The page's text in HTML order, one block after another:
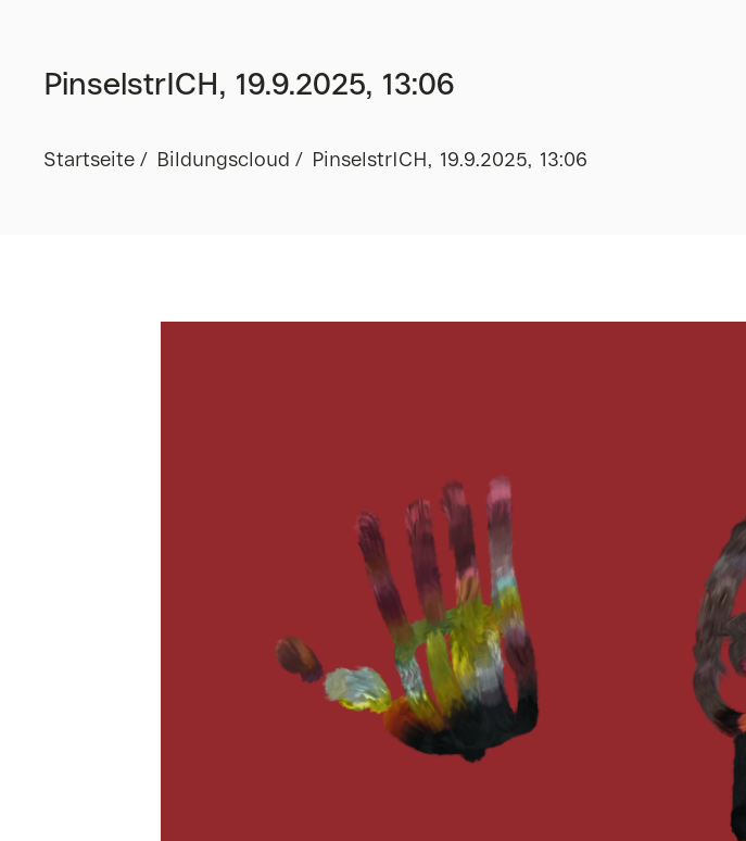
PinselstrICH, 19.9.2025, 13:06
Startseite Bildungscloud PinselstrICH, 19.9.2025, 13:06